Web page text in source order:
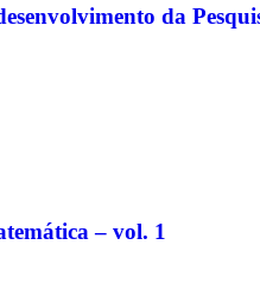
da
– vol. 1